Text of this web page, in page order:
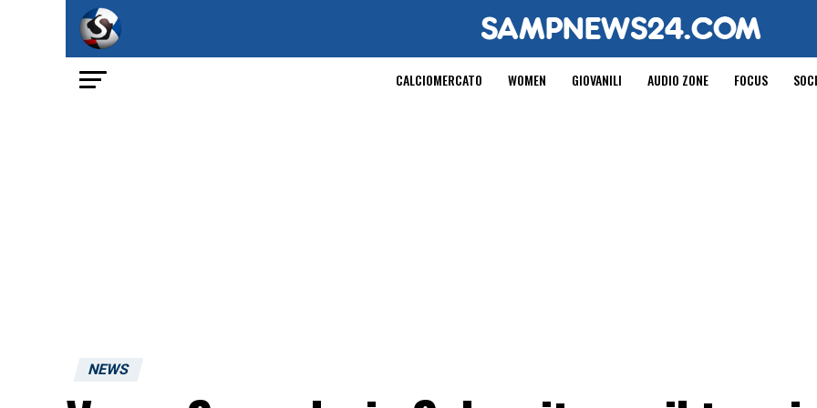
CALCIOMERCATO WOMEN GIOVANILI AUDIO ZONE FOCUS
NEWS